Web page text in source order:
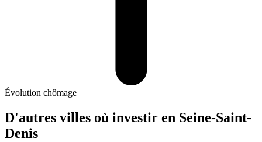
Évolution chômage
D'autres villes où investir en Seine-Saint-
Denis